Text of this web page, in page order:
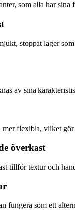
som alla har
stoppat lager
av sina
mer flexibla, vilket
överkast
tillför textur och
fungera som ett